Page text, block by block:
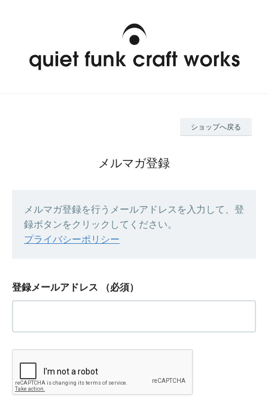
ショップへ戻る
メルマガ登録
メルマガ登録を行うメールアドレスを入力して、登
録ボタンをクリックしてください。
プライバシーポリシー
登録メールアドレス （必須）